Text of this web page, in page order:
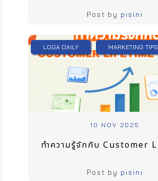
Post by pisini
LOGA DAILY MARKETING TIPS
10 NOV 2025
Post by pisini